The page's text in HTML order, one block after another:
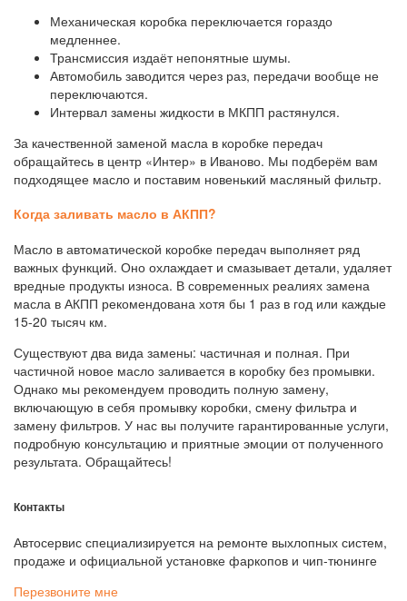
Механическая коробка переключается гораздо
медленнее.
Трансмиссия издаёт непонятные шумы.
Автомобиль заводится через раз, передачи вообще не
переключаются.
Интервал замены жидкости в МКПП растянулся.
За качественной заменой масла в коробке передач
обращайтесь в центр «Интер» в Иваново. Мы подберём вам
подходящее масло и поставим новенький масляный фильтр.
Когда заливать масло в АКПП?
Масло в автоматической коробке передач выполняет ряд
важных функций. Оно охлаждает и смазывает детали, удаляет
вредные продукты износа. В современных реалиях замена
масла в АКПП рекомендована хотя бы 1 раз в год или каждые
15-20 тысяч км.
Существуют два вида замены: частичная и полная. При
частичной новое масло заливается в коробку без промывки.
Однако мы рекомендуем проводить полную замену,
включающую в себя промывку коробки, смену фильтра и
замену фильтров. У нас вы получите гарантированные услуги,
подробную консультацию и приятные эмоции от полученного
результата. Обращайтесь!
Контакты
Автосервис специализируется на ремонте выхлопных систем,
продаже и официальной установке фаркопов и чип-тюнинге
Перезвоните мне